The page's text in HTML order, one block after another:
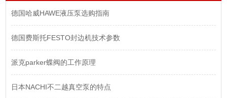
德国哈威HAWE液压泵选购指南
德国费斯托FESTO封边机技术参数
派克parker蝶阀的工作原理
日本NACHI不二越真空泵的特点